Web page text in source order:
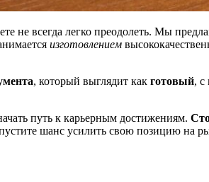
не всегда легко преодолеть. Мы
изготовлением
, который выглядит как готовый, с
путь к карьерным достижениям.
шанс усилить свою позицию на